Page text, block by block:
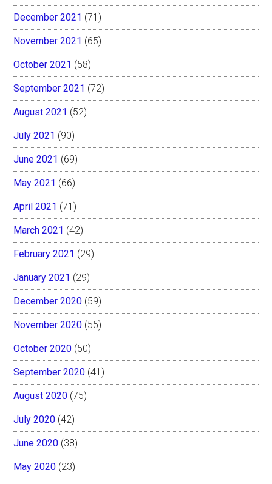
December 2021 (71)
November 2021 (65)
October 2021 (58)
September 2021 (72)
August 2021 (52)
July 2021 (90)
June 2021 (69)
May 2021 (66)
April 2021 (71)
March 2021 (42)
February 2021 (29)
January 2021 (29)
December 2020 (59)
November 2020 (55)
October 2020 (50)
September 2020 (41)
August 2020 (75)
July 2020 (42)
June 2020 (38)
May 2020 (23)